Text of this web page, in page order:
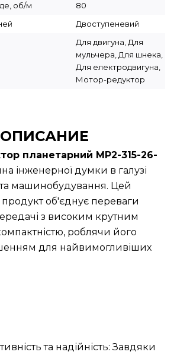
об/м
80
Двоступеневий
Для двигуна, Для
мульчера, Для шнека,
Для електродвигуна,
Мотор-редуктор
ОПИСАНИЕ
планетарний МР2-315-26-
інженерної думки в галузі
та машинобудування. Цей
об'єднує переваги
з високим крутним
роблячи його
для найвимогливіших
та надійність: Завдяки